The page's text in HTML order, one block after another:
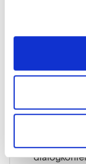
Nord-
mellomstore
Foreløpig
faser av